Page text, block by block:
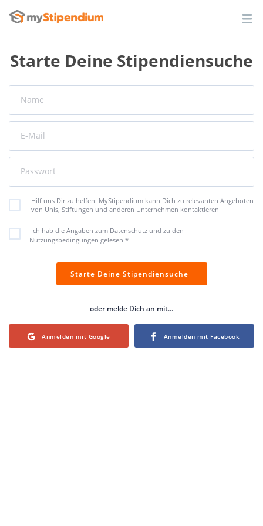
Starte Deine Stipendiensuche
Name
E-Mail
Passwort
Hilf uns Dir zu helfen: MyStipendium kann Dich zu relevanten Angeboten
von Unis, Stiftungen und anderen Unternehmen kontaktieren
Ich hab die Angaben zum Datenschutz und zu den
Nutzungsbedingungen gelesen *
Starte Deine Stipendiensuche
oder melde Dich an mit...
Login with Google Login with Facebook